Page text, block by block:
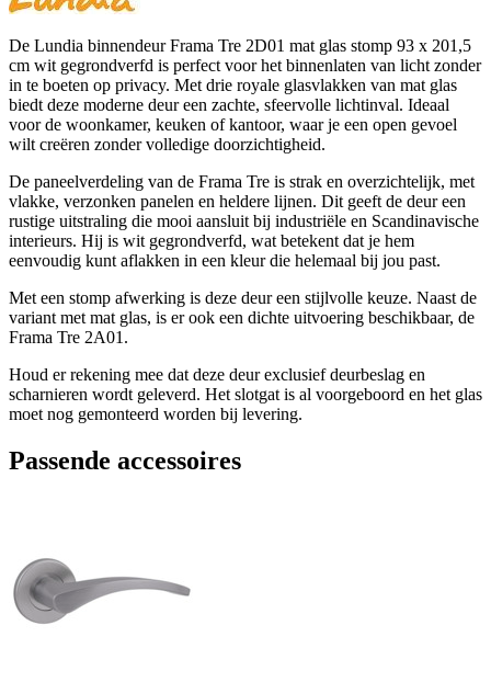
De Lundia binnendeur Frama Tre 2D01 mat glas stomp 93 x 201,5
cm wit gegrondverfd is perfect voor het binnenlaten van licht zonder
in te boeten op privacy. Met drie royale glasvlakken van mat glas
biedt deze moderne deur een zachte, sfeervolle lichtinval. Ideaal
voor de woonkamer, keuken of kantoor, waar je een open gevoel
wilt creëren zonder volledige doorzichtigheid.
De paneelverdeling van de Frama Tre is strak en overzichtelijk, met
vlakke, verzonken panelen en heldere lijnen. Dit geeft de deur een
rustige uitstraling die mooi aansluit bij industriële en Scandinavische
interieurs. Hij is wit gegrondverfd, wat betekent dat je hem
eenvoudig kunt aflakken in een kleur die helemaal bij jou past.
Met een stomp afwerking is deze deur een stijlvolle keuze. Naast de
variant met mat glas, is er ook een dichte uitvoering beschikbaar, de
Frama Tre 2A01.
Houd er rekening mee dat deze deur exclusief deurbeslag en
scharnieren wordt geleverd. Het slotgat is al voorgeboord en het glas
moet nog gemonteerd worden bij levering.
Passende accessoires